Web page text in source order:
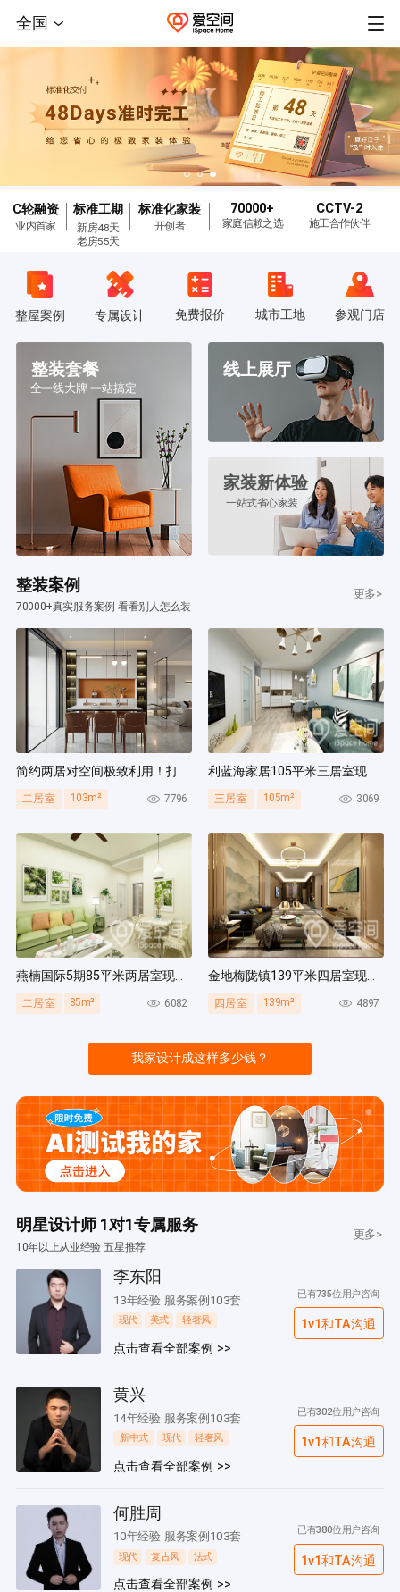
全国
C轮融资
业内首家
标准工期
新房48天
老房55天
标准化家装
开创者
70000+
家庭信赖之选
CCTV-2
施工合作伙伴
整屋案例 专属设计 免费报价 城市工地 参观门店
整装套餐
全一线大牌 一站搞定
线上展厅
家装新体验
一站式省心家装
整装案例
70000+真实服务案例 看看别人怎么装
更多>
简约两居对空间极致利用！打造多组通顶柜，整齐能装！
二居室 103m² 7796
利蓝海家居105平米三居室现代简约风装修案例
三居室 105m² 3069
燕楠国际5期85平米两居室现代简约风装修案例
二居室 85m² 6082
金地梅陇镇139平米四居室现代简约风装修案例
四居室 139m² 4897
我家设计成这样多少钱？
明星设计师 1对1专属服务
10年以上从业经验 五星推荐
更多>
李东阳
13年经验 服务案例103套
现代 美式 轻奢风
点击查看全部案例 >>
已有735位用户咨询
1v1和TA沟通
黄兴
14年经验 服务案例103套
新中式 现代 轻奢风
点击查看全部案例 >>
已有302位用户咨询
1v1和TA沟通
何胜周
10年经验 服务案例103套
现代 复古风 法式
点击查看全部案例 >>
已有380位用户咨询
1v1和TA沟通